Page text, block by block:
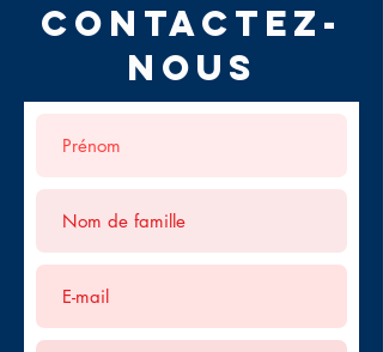
Contactez-
nous